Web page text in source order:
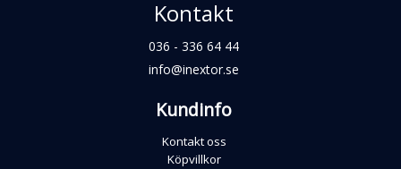
Kontakt
036 - 336 64 44
info@inextor.se
Kundinfo
Kontakt oss
Köpvillkor